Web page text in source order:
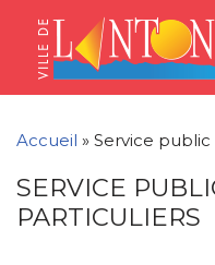
Content
navigation
Aller
Accueil » Service
SERVICE
PARTICULIERS
Panneau de gestion des